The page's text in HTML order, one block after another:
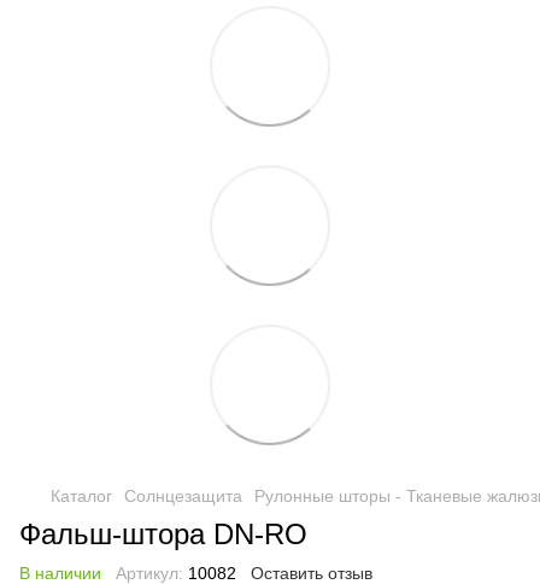
Каталог Солнцезащита Рулонные шторы - Тканевые
Фальш-штора DN-RO
В наличии Артикул: 10082 Оставить отзыв